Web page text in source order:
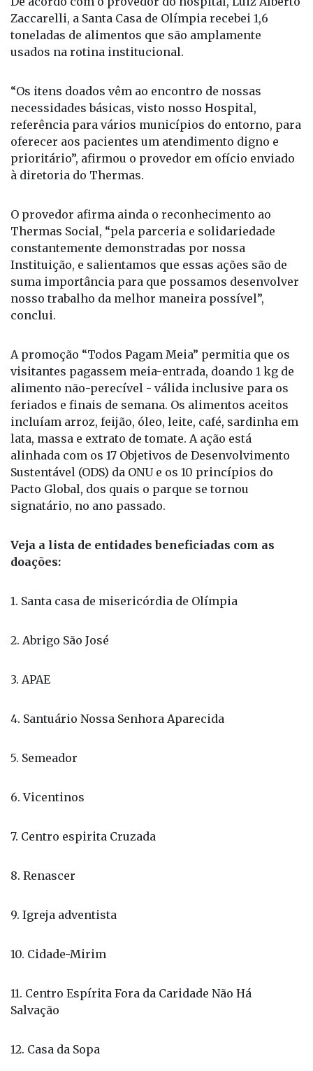
usados na rotina institucional.
“Os itens doados vêm ao encontro de nossas
oferecer aos pacientes um atendimento digno e
prioritário”, afirmou o provedor em ofício enviado
à diretoria do Thermas.
O provedor afirma ainda o reconhecimento ao
Instituição, e salientamos que essas ações são de
suma importância para que possamos desenvolver
nosso trabalho da melhor maneira possível”,
conclui.
A promoção “Todos Pagam Meia” permitia que os
feriados e finais de semana. Os alimentos aceitos
incluíam arroz, feijão, óleo, leite, café, sardinha em
lata, massa e extrato de tomate. A ação está
alinhada com os 17 Objetivos de Desenvolvimento
Sustentável (ODS) da ONU e os 10 princípios do
Pacto Global, dos quais o parque se tornou
signatário, no ano passado.
Veja a lista de entidades beneficiadas com as
1. Santa casa de misericórdia de Olímpia
2. Abrigo São José
3. APAE
4. Santuário Nossa Senhora Aparecida
5. Semeador
6. Vicentinos
7. Centro espirita Cruzada
8. Renascer
9. Igreja adventista
10. Cidade-Mirim
11. Centro Espírita Fora da Caridade Não Há
12. Casa da Sopa
13. Santo Expedito